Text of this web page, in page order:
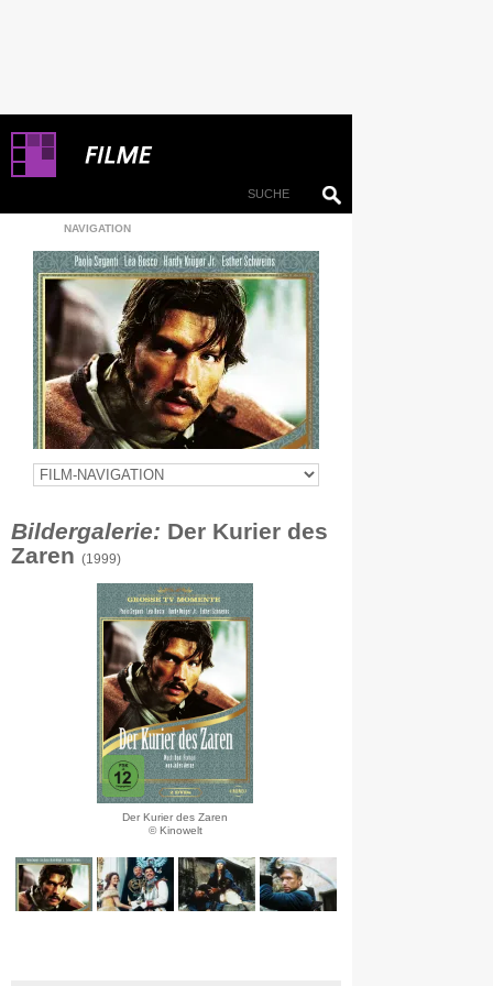
NAVIGATION
Bildergalerie: Der Kurier des
Zaren (1999)
Der Kurier des Zaren
© Kinowelt